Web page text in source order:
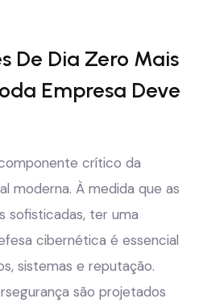
De Dia Zero Mais
Empresa Deve
crítico da
moderna. À medida que as
sofisticadas, ter uma
cibernética é essencial
sistemas e reputação.
são projetados